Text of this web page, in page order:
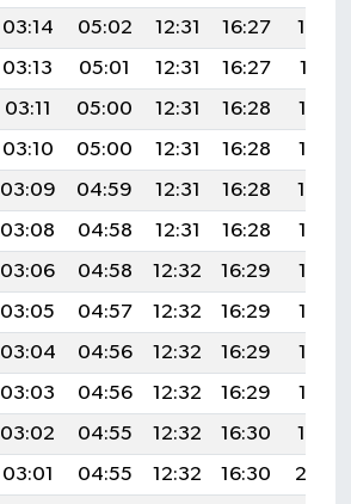
03:14 05:02 12:31 16:27
19:50
03:13 05:01 12:31 16:27
19:51
03:11 05:00 12:31 16:28
19:52
03:10 05:00 12:31 16:28
19:53
03:09 04:59 12:31 16:28
19:54
03:08 04:58 12:31 16:28
19:55
03:06 04:58 12:32 16:29
19:56
03:05 04:57 12:32 16:29
19:56
03:04 04:56 12:32 16:29
19:57
03:03 04:56 12:32 16:29
19:58
03:02 04:55 12:32 16:30
19:59
03:01 04:55 12:32 16:30
20:00